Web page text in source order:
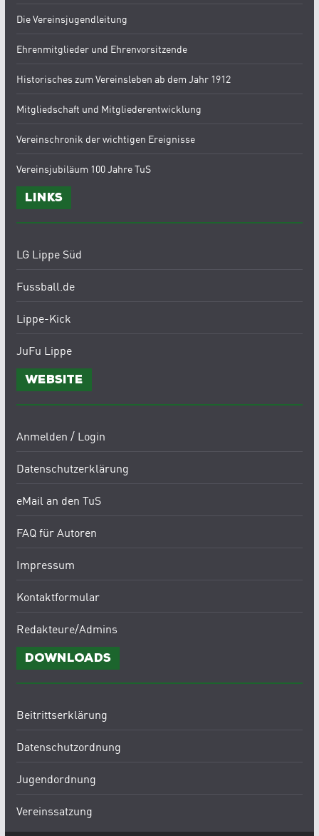
Die Vereinsjugendleitung
Ehrenmitglieder und Ehrenvorsitzende
Historisches zum Vereinsleben ab dem Jahr 1912
Mitgliedschaft und Mitgliederentwicklung
Vereinschronik der wichtigen Ereignisse
Vereinsjubiläum 100 Jahre TuS
Links
LG Lippe Süd
Fussball.de
Lippe-Kick
JuFu Lippe
Website
Anmelden / Login
Datenschutzerklärung
eMail an den TuS
FAQ für Autoren
Impressum
Kontaktformular
Redakteure/Admins
Downloads
Beitrittserklärung
Datenschutzordnung
Jugendordnung
Vereinssatzung